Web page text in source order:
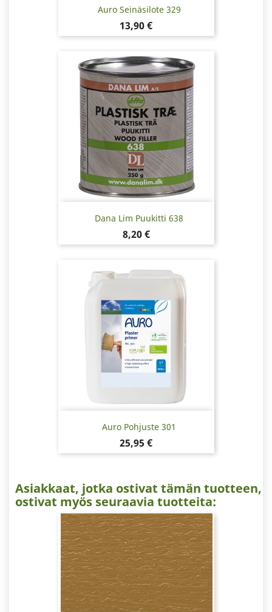
Auro Seinäsilote 329
Hinta
13,90 €
Dana Lim Puukitti 638
Hinta
8,20 €
Auro Pohjuste 301
Hinta
25,95 €
Asiakkaat, jotka ostivat tämän tuotteen,
ostivat myös seuraavia tuotteita: